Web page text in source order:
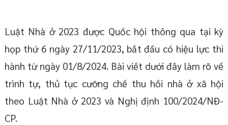
Luật Nhà ở 2023 được Quốc hội thông qua tại kỳ
họp thứ 6 ngày 27/11/2023, bắt đầu có hiệu lực thi
hành từ ngày 01/8/2024. Bài viết dưới đây làm rõ về
trình tự, thủ tục cưỡng chế thu hồi nhà ở xã hội
theo Luật Nhà ở 2023 và Nghị định 100/2024/NĐ-
CP.